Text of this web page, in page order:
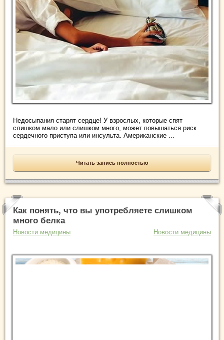
Недосыпания старят сердце! У взрослых, которые спят
слишком мало или слишком много, может повышаться риск
сердечного приступа или инсульта. Американские ...
Читать запись полностью
Как понять, что вы употребляете слишком
много белка
Новости медицины Новости медицины